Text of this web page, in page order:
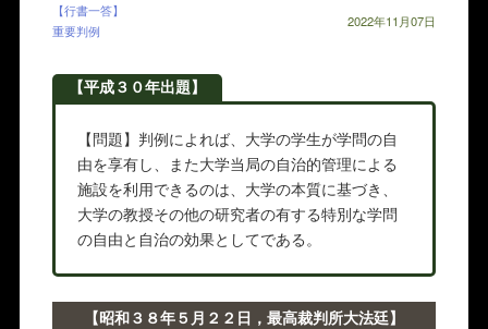
【行書一答】
重要判例
2022年11月07日
【平成３０年出題】
【問題】判例によれば、大学の学生が学問の自
由を享有し、また大学当局の自治的管理による
施設を利用できるのは、大学の本質に基づき、
大学の教授その他の研究者の有する特別な学問
の自由と自治の効果としてである。
【昭和３８年５月２２日，最高裁判所大法廷】